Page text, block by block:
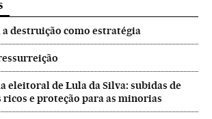
destruição como estratégia
eleitoral de Lula da Silva: subidas de
e proteção para as minorias